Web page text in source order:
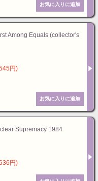
Among Equals (collector's
円)
Supremacy 1984
円)